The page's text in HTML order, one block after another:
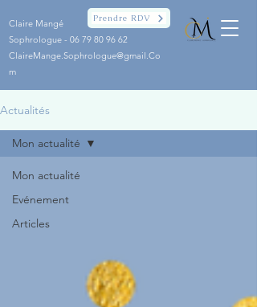
Claire Mangé
Sophrologue - 06 79 80 96 62
ClaireMange.Sophrologue@gmail.Co
m
Prendre RDV
Actualités
Mon actualité
Evénement
Articles
Mon actualité